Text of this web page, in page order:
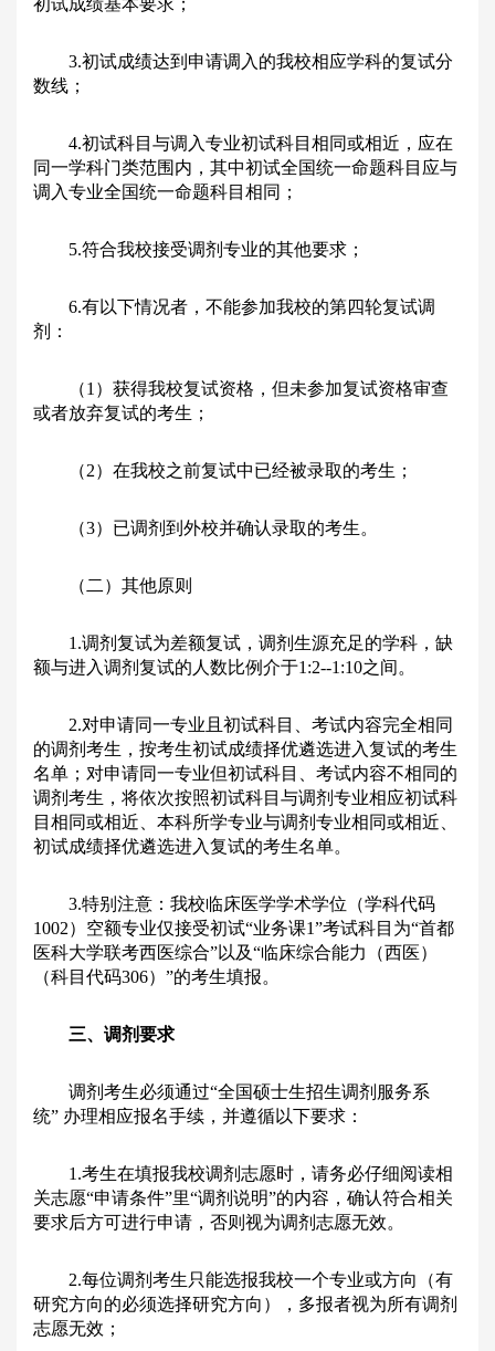
初试成绩基本要求；
3.初试成绩达到申请调入的我校相应学科的复试分
数线；
4.初试科目与调入专业初试科目相同或相近，应在
同一学科门类范围内，其中初试全国统一命题科目应与
调入专业全国统一命题科目相同；
5.符合我校接受调剂专业的其他要求；
6.有以下情况者，不能参加我校的第四轮复试调
剂：
（1）获得我校复试资格，但未参加复试资格审查
或者放弃复试的考生；
（2）在我校之前复试中已经被录取的考生；
（3）已调剂到外校并确认录取的考生。
（二）其他原则
1.调剂复试为差额复试，调剂生源充足的学科，缺
额与进入调剂复试的人数比例介于1:2--1:10之间。
2.对申请同一专业且初试科目、考试内容完全相同
的调剂考生，按考生初试成绩择优遴选进入复试的考生
名单；对申请同一专业但初试科目、考试内容不相同的
调剂考生，将依次按照初试科目与调剂专业相应初试科
目相同或相近、本科所学专业与调剂专业相同或相近、
初试成绩择优遴选进入复试的考生名单。
3.特别注意：我校临床医学学术学位（学科代码
1002）空额专业仅接受初试“业务课1”考试科目为“首都
医科大学联考西医综合”以及“临床综合能力（西医）
（科目代码306）”的考生填报。
三、调剂要求
调剂考生必须通过“全国硕士生招生调剂服务系
统” 办理相应报名手续，并遵循以下要求：
1.考生在填报我校调剂志愿时，请务必仔细阅读相
关志愿“申请条件”里“调剂说明”的内容，确认符合相关
要求后方可进行申请，否则视为调剂志愿无效。
2.每位调剂考生只能选报我校一个专业或方向（有
研究方向的必须选择研究方向），多报者视为所有调剂
志愿无效；